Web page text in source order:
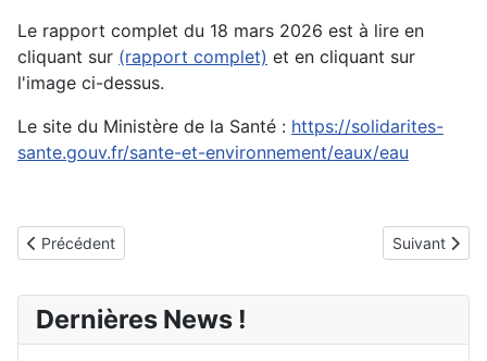
Le rapport complet du 18 mars 2026 est à lire en
cliquant sur (rapport complet) et en cliquant sur
l'image ci-dessus.
Le site du Ministère de la Santé : https://solidarites-
sante.gouv.fr/sante-et-environnement/eaux/eau
Article précédent : Une rose un espoir : Secteur Dieuze
Précédent Article
Suivant
Dernières News !